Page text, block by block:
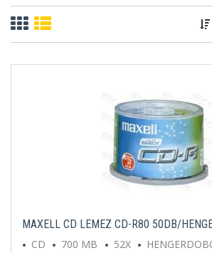
MAXELL CD LEMEZ CD-R80 50DB/
CD
700 MB 52X